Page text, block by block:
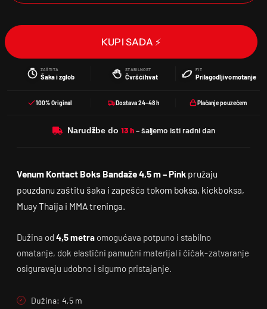
KUPI SADA ⚡
ZAŠTITA
Šaka i zglob
STABILNOST
Čvršći hvat
FIT
Prilagodljivo motanje
100% Original Dostava 24–48 h Plaćanje pouzećem
Narudžbe do
Venum Kontact Boks Bandaže 4,5 m – Pink pružaju
pouzdanu zaštitu šaka i zapešća tokom boksa, kickboksa,
Muay Thaija i MMA treninga.
Dužina od4,5 metra omogućava potpuno i stabilno
omatanje, dok elastični pamučni materijal i čičak-zatvaranje
osiguravaju udobno i sigurno pristajanje.
Dužina: 4,5 m